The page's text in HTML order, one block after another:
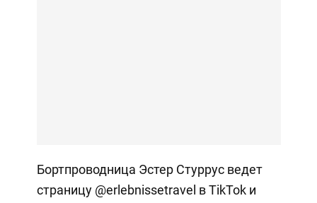
Бортпроводница Эстер Стуррус ведет
страницу @erlebnissetravel в TikTok и